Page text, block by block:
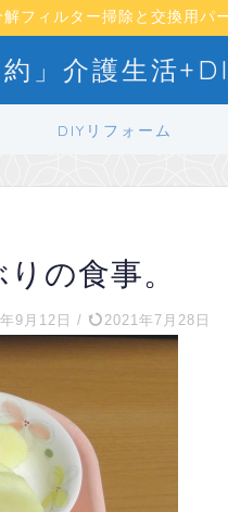
フィルター掃除と交換用パ
」介護生活
DIYリフォーム
の食事。
9月12日 / 2021年7月28日